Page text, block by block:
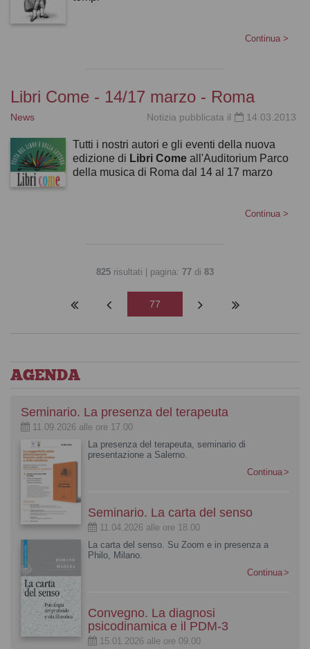
Continua >
Libri Come - 14/17 marzo - Roma
News Notizia pubblicata il 14.03.2013
Tutti i nostri autori e gli eventi della nuova
edizione di Libri Come all'Auditorium Parco
della musica di Roma dal 14 al 17 marzo
Continua >
825 risultati | pagina: 77 di 83
77
AGENDA
Seminario. La presenza del terapeuta
11.09.2026 alle ore 17.00
La presenza del terapeuta, seminario di
presentazione a Salerno.
Continua
Seminario. La carta del senso
11.04.2026 alle ore 18.00
La carta del senso. Su Zoom e in presenza a
Philo, Milano.
Continua
Convegno. La diagnosi
psicodinamica e il PDM-3
15.01.2026 alle ore 09.00